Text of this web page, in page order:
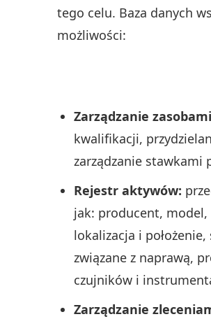
tego celu. Baza danych
możliwości:
Zarządzanie
kwalifikacji,
zarządzanie stawkami
Rejestr aktywów:
jak: producent, model,
lokalizacja i
związane z naprawą,
czujników i
Zarządzanie